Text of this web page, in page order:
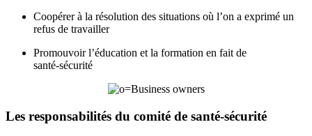
Coopérer à la résolution des situations où l’on a exprimé un
refus de travailler
Promouvoir l’éducation et la formation en fait de
santé-sécurité
Les responsabilités du comité de santé-sécurité